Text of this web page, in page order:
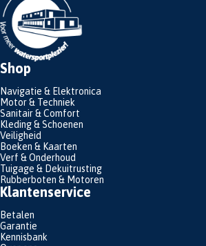
Shop
Navigatie & Elektronica
Motor & Techniek
Sanitair & Comfort
Kleding & Schoenen
Veiligheid
Boeken & Kaarten
Verf & Onderhoud
Tuigage & Dekuitrusting
Rubberboten & Motoren
Klantenservice
Betalen
Garantie
Kennisbank